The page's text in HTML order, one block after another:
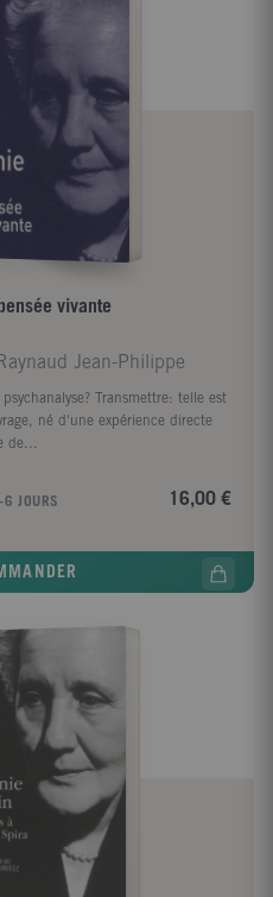
vivante
Jean-Philippe
Transmettre: telle est
né d'une expérience directe
de...
JOURS 16,00 €